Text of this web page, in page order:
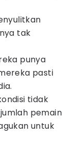
tak
punya
pasti
tidak
pemain
untuk